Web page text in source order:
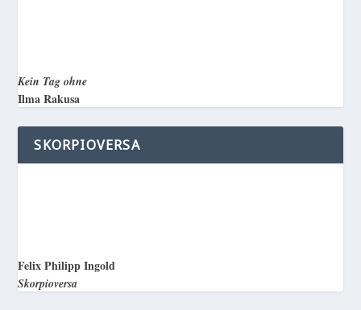
Kein Tag ohne
Ilma Rakusa
SKORPIOVERSA
Felix Philipp Ingold
Skorpioversa